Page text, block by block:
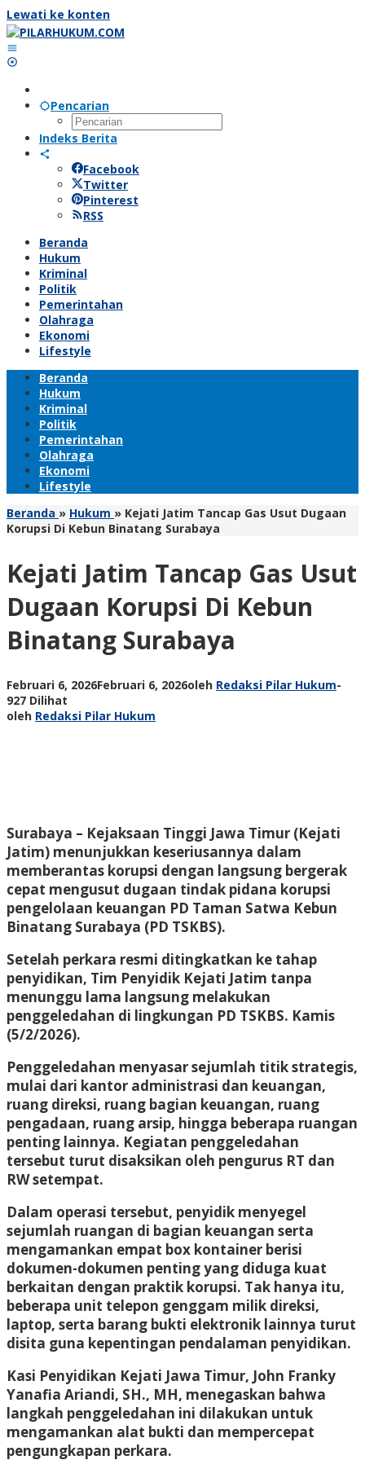
Lewati ke konten
Pencarian
Indeks Berita
Facebook
Twitter
Pinterest
RSS
Beranda
Hukum
Kriminal
Politik
Pemerintahan
Olahraga
Ekonomi
Lifestyle
Beranda
Hukum
Kriminal
Politik
Pemerintahan
Olahraga
Ekonomi
Lifestyle
Beranda » Hukum » Kejati Jatim Tancap Gas Usut Dugaan
Korupsi Di Kebun Binatang Surabaya
Kejati Jatim Tancap Gas Usut
Dugaan Korupsi Di Kebun
Binatang Surabaya
Februari 6, 2026Februari 6, 2026oleh Redaksi Pilar Hukum-
927 Dilihat
oleh Redaksi Pilar Hukum
Surabaya – Kejaksaan Tinggi Jawa Timur (Kejati
Jatim) menunjukkan keseriusannya dalam
memberantas korupsi dengan langsung bergerak
cepat mengusut dugaan tindak pidana korupsi
pengelolaan keuangan PD Taman Satwa Kebun
Binatang Surabaya (PD TSKBS).
Setelah perkara resmi ditingkatkan ke tahap
penyidikan, Tim Penyidik Kejati Jatim tanpa
menunggu lama langsung melakukan
penggeledahan di lingkungan PD TSKBS. Kamis
(5/2/2026).
Penggeledahan menyasar sejumlah titik strategis,
mulai dari kantor administrasi dan keuangan,
ruang direksi, ruang bagian keuangan, ruang
pengadaan, ruang arsip, hingga beberapa ruangan
penting lainnya. Kegiatan penggeledahan
tersebut turut disaksikan oleh pengurus RT dan
RW setempat.
Dalam operasi tersebut, penyidik menyegel
sejumlah ruangan di bagian keuangan serta
mengamankan empat box kontainer berisi
dokumen-dokumen penting yang diduga kuat
berkaitan dengan praktik korupsi. Tak hanya itu,
beberapa unit telepon genggam milik direksi,
laptop, serta barang bukti elektronik lainnya turut
disita guna kepentingan pendalaman penyidikan.
Kasi Penyidikan Kejati Jawa Timur, John Franky
Yanafia Ariandi, SH., MH, menegaskan bahwa
langkah penggeledahan ini dilakukan untuk
mengamankan alat bukti dan mempercepat
pengungkapan perkara.